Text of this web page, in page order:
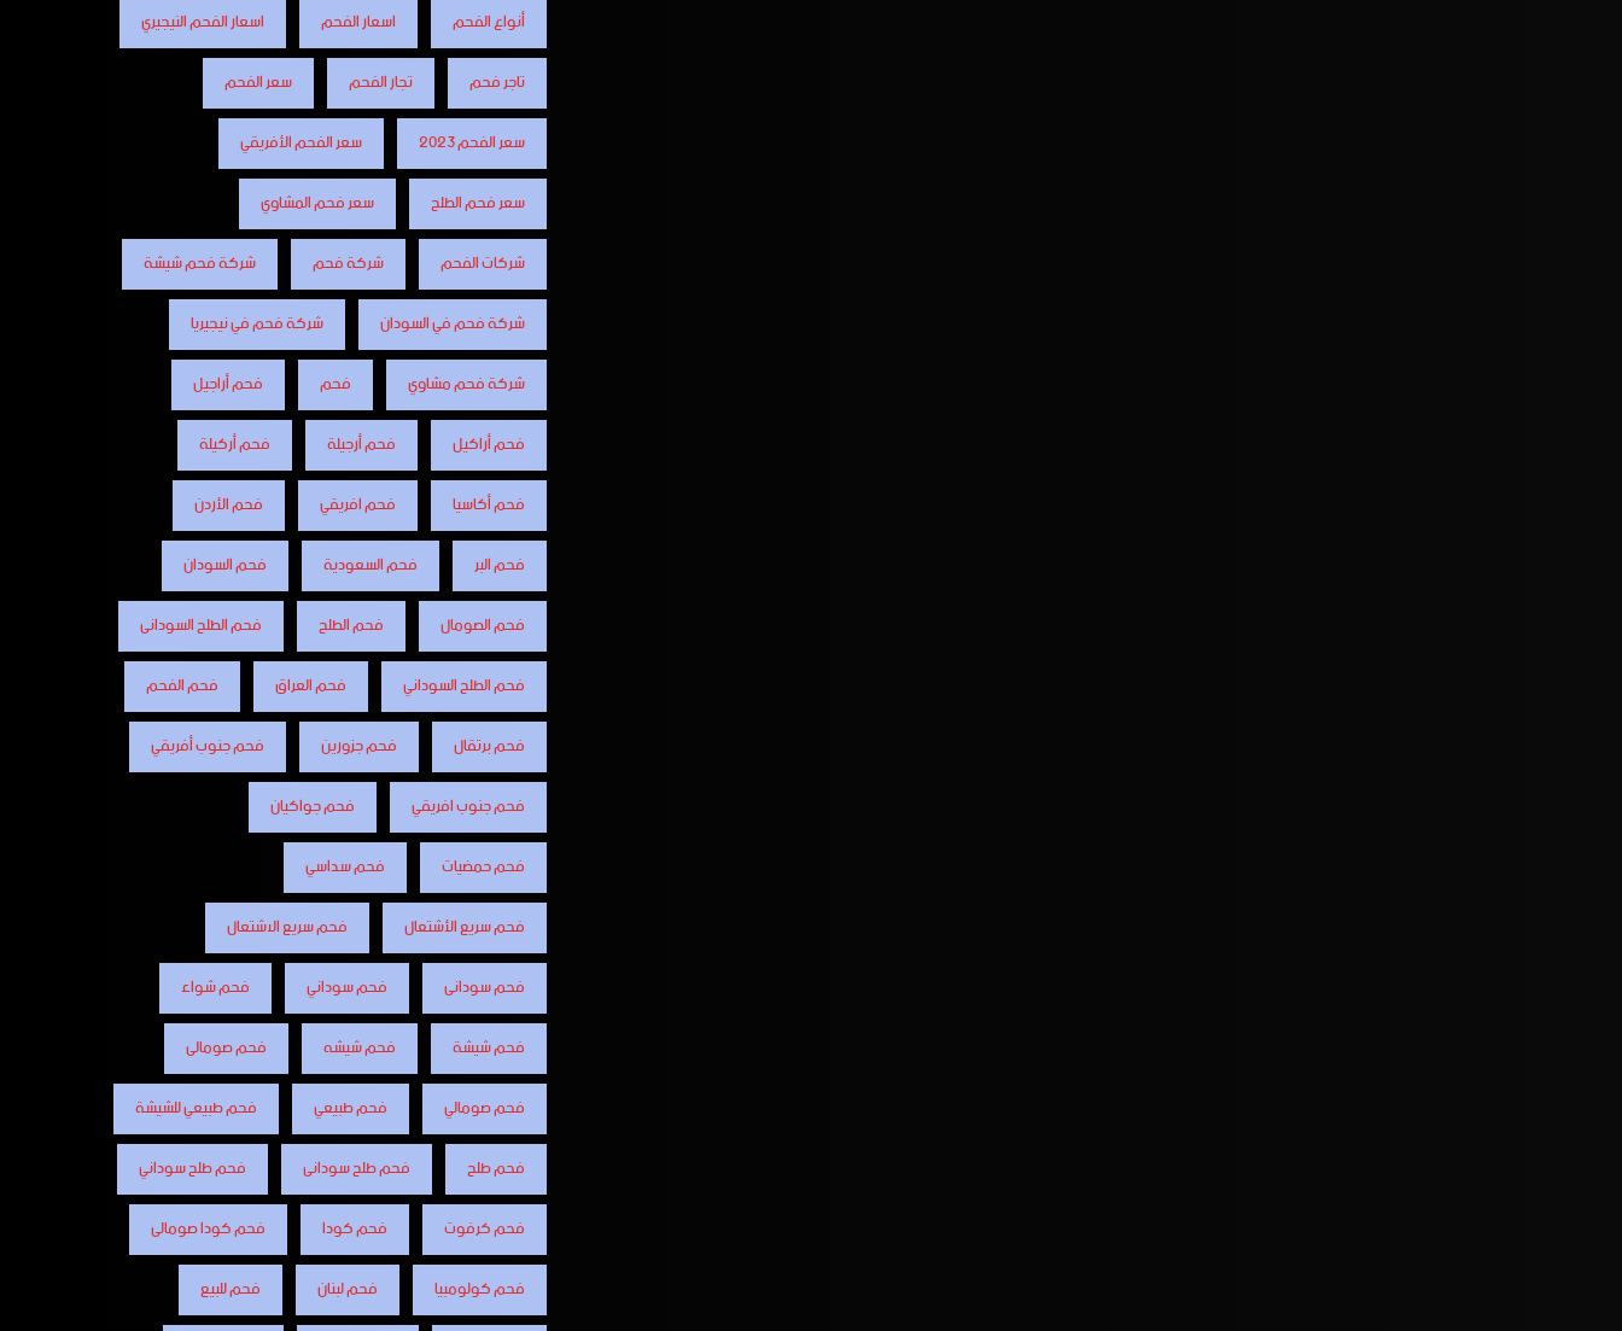
أنواع الفحم
اسعار الفحم
اسعار الفحم النيجيري
تاجر فحم
تجار الفحم
سعر الفحم
سعر الفحم 2023
سعر الفحم الأفريقي
سعر فحم الطلح
سعر فحم المشاوي
شركات الفحم
شركة فحم
شركة فحم شيشة
شركة فحم في السودان
شركة فحم في نيجيريا
شركة فحم مشاوي
فحم
فحم أراجيل
فحم أراكيل
فحم أرجيلة
فحم أركيلة
فحم أكاسيا
فحم افريقي
فحم الأردن
فحم البر
فحم السعودية
فحم السودان
فحم الصومال
فحم الطلح
فحم الطلح السودانى
فحم الطلح السوداني
فحم العراق
فحم الفحم
فحم برتقال
فحم جزورين
فحم جنوب أفريقي
فحم جنوب افريقي
فحم جواكيان
فحم حمضيات
فحم سداسي
فحم سريع الأشتعال
فحم سريع الاشتعال
فحم سودانى
فحم سوداني
فحم شواء
فحم شيشة
فحم شيشه
فحم صومالى
فحم صومالي
فحم طبيعي
فحم طبيعي للشيشة
فحم طلح
فحم طلح سودانى
فحم طلح سوداني
فحم كرفوت
فحم كودا
فحم كودا صومالى
فحم كولومبيا
فحم لبنان
فحم للبيع